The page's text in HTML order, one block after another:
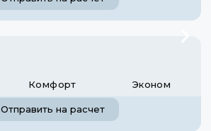
Комфорт Эконом
Отправить на расчет